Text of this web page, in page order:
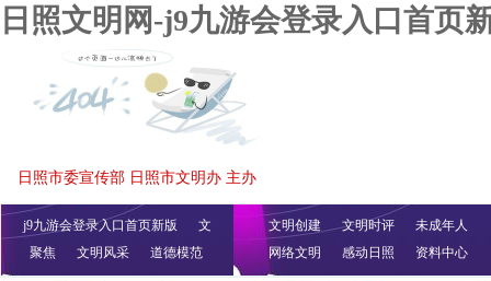
日照文明网-j9九游会登录入口首页
日照市委宣传部 日照市文明办 主办
j9九游会登录入口首页新版
文
明播报
公益视频
聚焦 文明风采 道德模范
文明创建 文明时评
未成年人
网络文明
感动日照 资料中心